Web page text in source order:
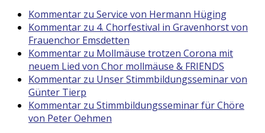
Kommentar zu Service von Hermann Hüging
Kommentar zu 4. Chorfestival in Gravenhorst von
Frauenchor Emsdetten
Kommentar zu Mollmäuse trotzen Corona mit
neuem Lied von Chor mollmäuse & FRIENDS
Kommentar zu Unser Stimmbildungsseminar von
Günter Tierp
Kommentar zu Stimmbildungsseminar für Chöre
von Peter Oehmen